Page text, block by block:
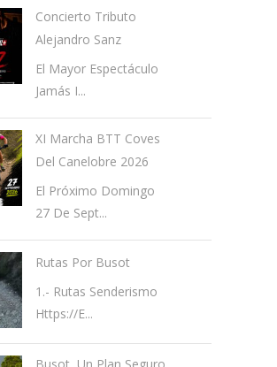
Concierto Tributo
Alejandro Sanz
El Mayor Espectáculo
Jamás I...
XI Marcha BTT Coves
Del Canelobre 2026
El Próximo Domingo
27 De Sept...
Rutas Por Busot
1.- Rutas Senderismo
Https://e...
Busot, Un Plan Seguro